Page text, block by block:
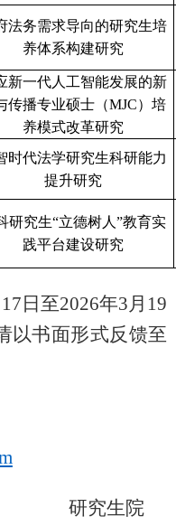
法务需求导向的研究生培
养体系构建研究
新一代人工智能发展的新
传播专业硕士（MJC）培
养模式改革研究
时代法学研究生科研能力
提升研究
研究生“立德树人”教育实
践平台建设研究
日至2026年3月19
以书面形式反馈至
研究生院